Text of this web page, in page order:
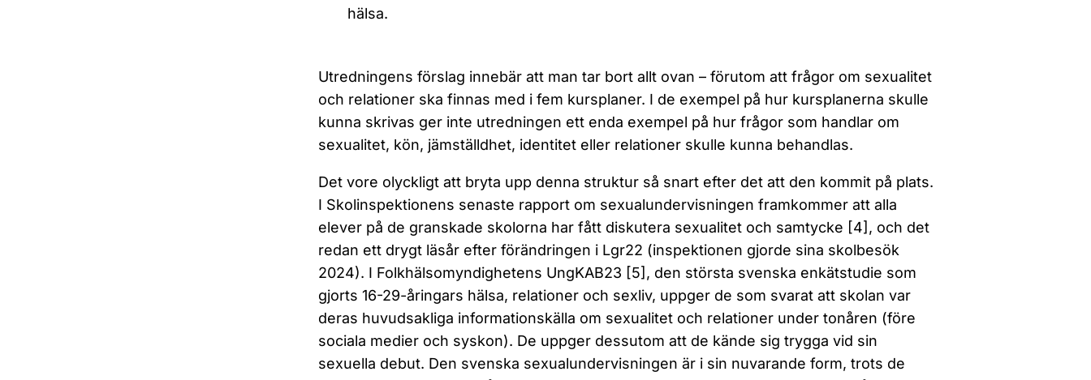
hälsa.
Utredningens förslag innebär att man tar bort allt ovan – förutom att frågor om sexualitet
och relationer ska finnas med i fem kursplaner. I de exempel på hur kursplanerna skulle
kunna skrivas ger inte utredningen ett enda exempel på hur frågor som handlar om
sexualitet, kön, jämställdhet, identitet eller relationer skulle kunna behandlas.
Det vore olyckligt att bryta upp denna struktur så snart efter det att den kommit på plats.
I Skolinspektionens senaste rapport om sexualundervisningen framkommer att alla
elever på de granskade skolorna har fått diskutera sexualitet och samtycke [4], och det
redan ett drygt läsår efter förändringen i Lgr22 (inspektionen gjorde sina skolbesök
2024). I Folkhälsomyndighetens UngKAB23 [5], den största svenska enkätstudie som
gjorts 16-29-åringars hälsa, relationer och sexliv, uppger de som svarat att skolan var
deras huvudsakliga informationskälla om sexualitet och relationer under tonåren (före
sociala medier och syskon). De uppger dessutom att de kände sig trygga vid sin
sexuella debut. Den svenska sexualundervisningen är i sin nuvarande form, trots de